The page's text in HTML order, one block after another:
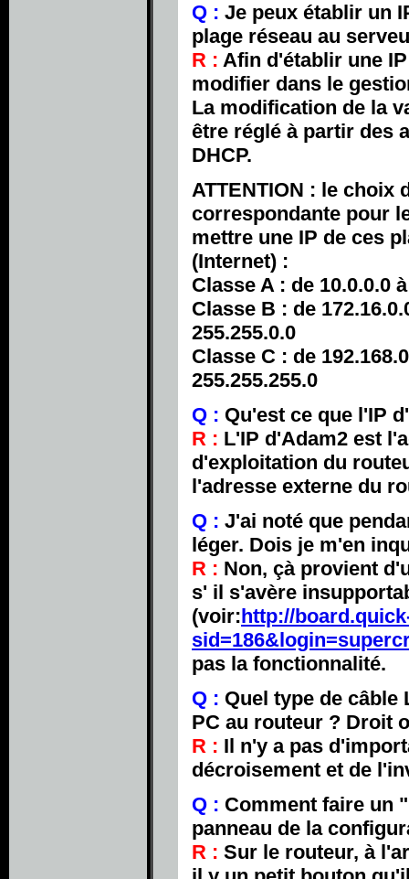
Q : Je peux établir un
plage réseau au
R : Afin d'établir une
modifier dans le
La modification de la
être réglé à partir des
DHCP.
ATTENTION : le choix
correspondante pour
mettre une IP de ces
(Internet) :
Classe A : de 10.0.0.0
Classe B : de
255.255.0.0
Classe C : de
255.255.255.0
Q : Qu'est ce que l'IP
R : L'IP d'Adam2 est
d'exploitation du
l'adresse externe du
Q : J'ai noté que
léger. Dois je m'en
R : Non, çà provient
s' il s'avère
(voir:http://
pas la fonctionnalité.
Q : Quel type de câble
PC au routeur ? Droit
R : Il n'y a pas
décroisement et de
Q : Comment faire un
panneau de la
R : Sur le routeur, à